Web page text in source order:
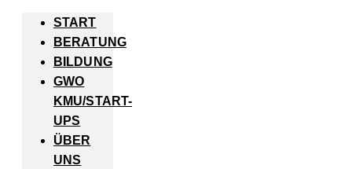
START
BERATUNG
BILDUNG
GWO
KMU/START-
UPS
ÜBER
UNS